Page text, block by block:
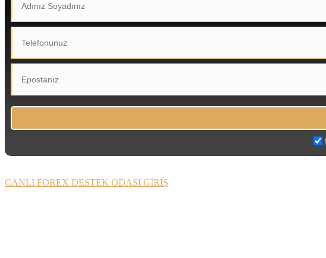
CANLI FOREX DESTEK ODASI GİRİŞ